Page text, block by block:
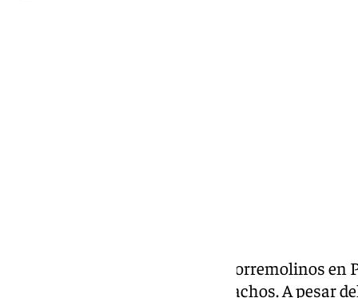
El buen inicio del Juventud de Torremolinos
situación existente en los despachos.A pesar